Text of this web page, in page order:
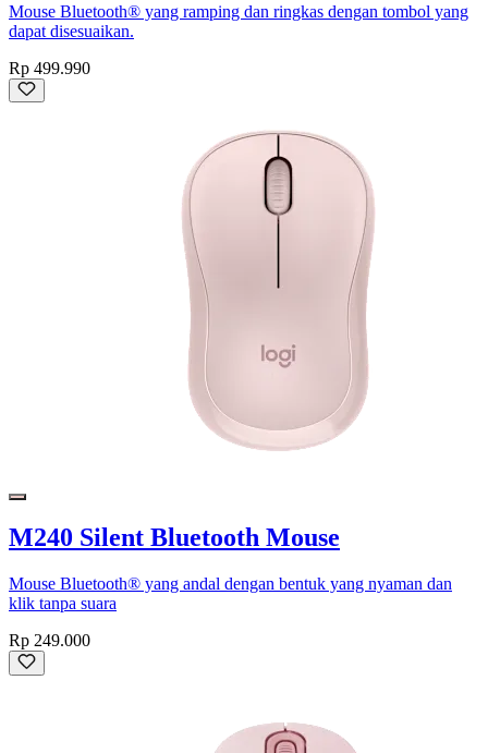
Mouse Bluetooth® yang ramping dan ringkas dengan tombol yang
dapat disesuaikan.
Rp 499.990
M240 Silent Bluetooth Mouse
Mouse Bluetooth® yang andal dengan bentuk yang nyaman dan
klik tanpa suara
Rp 249.000